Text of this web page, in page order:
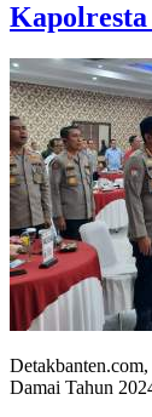
Damai Tahun